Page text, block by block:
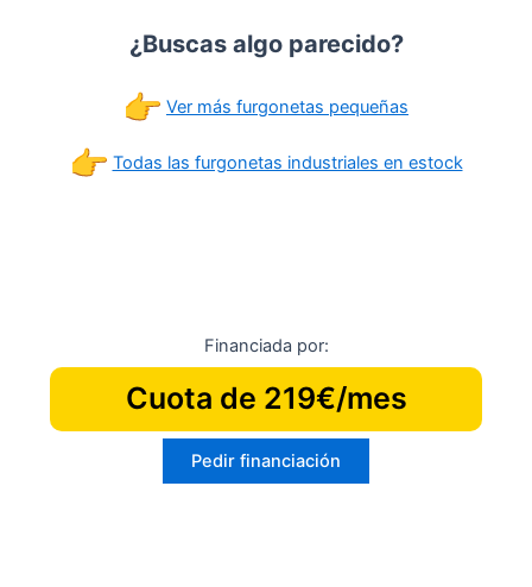
¿Buscas algo parecido?
Ver más furgonetas pequeñas
Todas las furgonetas industriales en estock
Financiada por:
Cuota de 219€/mes
Pedir financiación